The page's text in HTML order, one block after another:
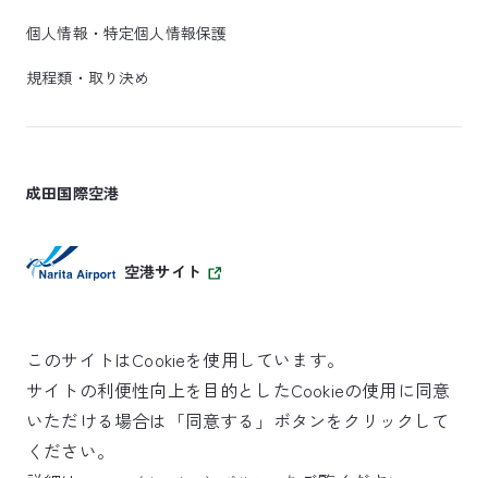
個人情報・特定個人情報保護
規程類・取り決め
成田国際空港
空港サイト
SKYTRAX
5スターエアポート
このサイトはCookieを使用しています。
サイトの利便性向上を目的としたCookieの使用に同意
いただける場合は「同意する」ボタンをクリックして
ください。